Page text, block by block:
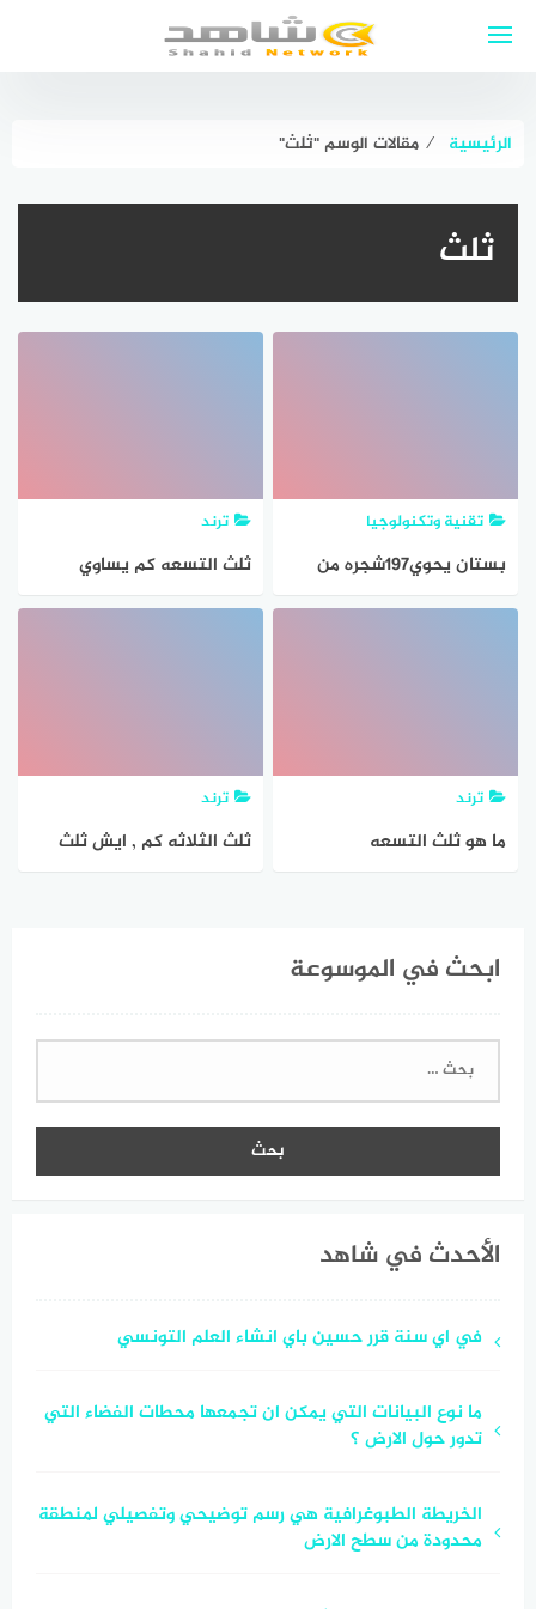
الرئيسية ⁄ مقالات الوسم "ثلث"
ثلث
تقنية وتكنولوجيا
بستان يحوي197شجره من
الخوخ والموز والكرز وااتفاح
الموز وعدداشجار الموز
ترند
ثلث التسعه كم يساوي
ترند
ما هو ثلث التسعه
ترند
ثلث الثلاثه كم , ايش ثلث
ابحث في الموسوعة
البحث
الأحدث في شاهد
في اي سنة قرر حسين باي انشاء العلم التونسي
ما نوع البيانات التي يمكن ان تجمعها محطات الفضاء التي
تدور حول الارض ؟
الخريطة الطبوغرافية هي رسم توضيحي وتفصيلي لمنطقة
محدودة من سطح الارض